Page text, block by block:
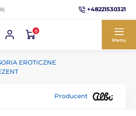
+48221530321
0
Menu
EROTICZNE
Producent